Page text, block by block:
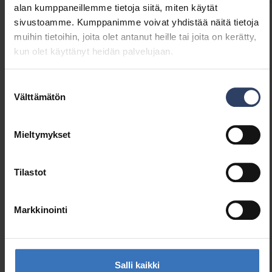
alan kumppaneillemme tietoja siitä, miten käytät
sivustoamme. Kumppanimme voivat yhdistää näitä tietoja
muihin tietoihin, joita olet antanut heille tai joita on kerätty,
kun olet käyttänyt heidän palvelujaan.
valinta
Välttämätön
Mieltymykset
Tilastot
Markkinointi
Salli kaikki
Tuotekoodit
Koodi
Samankaltaiset tuotteet